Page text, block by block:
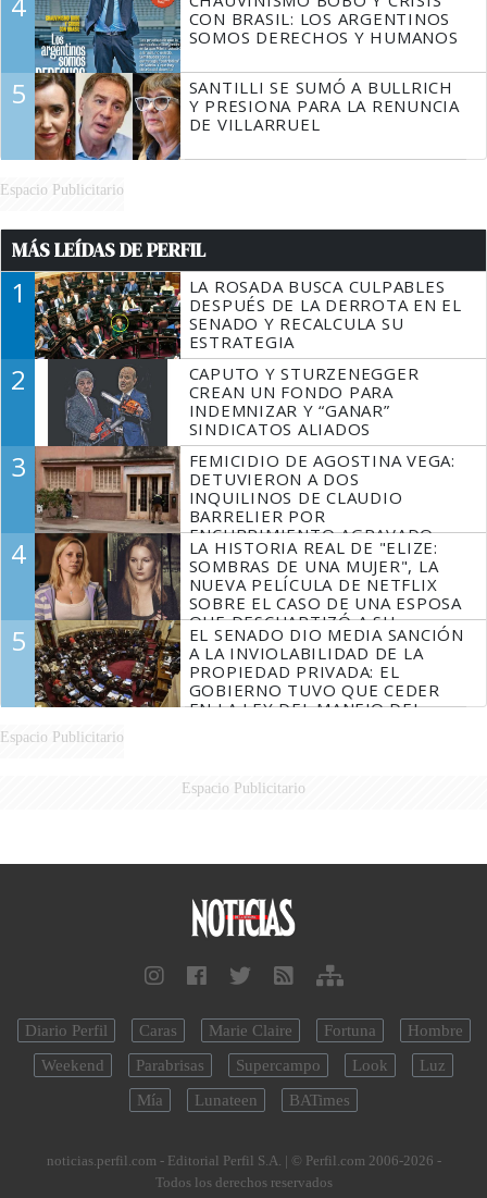
CON BRASIL: LOS ARGENTINOS
SOMOS DERECHOS Y HUMANOS
5
SANTILLI SE SUMÓ A BULLRICH
Y PRESIONA PARA LA RENUNCIA
DE VILLARRUEL
Espacio Publicitario
MÁS LEÍDAS DE PERFIL
1
LA ROSADA BUSCA CULPABLES
DESPUÉS DE LA DERROTA EN EL
SENADO Y RECALCULA SU
ESTRATEGIA
2
CAPUTO Y STURZENEGGER
CREAN UN FONDO PARA
INDEMNIZAR Y “GANAR”
SINDICATOS ALIADOS
3
FEMICIDIO DE AGOSTINA VEGA:
DETUVIERON A DOS
INQUILINOS DE CLAUDIO
BARRELIER POR
ENCUBRIMIENTO AGRAVADO
4
LA HISTORIA REAL DE "ELIZE:
SOMBRAS DE UNA MUJER", LA
NUEVA PELÍCULA DE NETFLIX
SOBRE EL CASO DE UNA ESPOSA
QUE DESCUARTIZÓ A SU
MARIDO
5
EL SENADO DIO MEDIA SANCIÓN
A LA INVIOLABILIDAD DE LA
PROPIEDAD PRIVADA: EL
GOBIERNO TUVO QUE CEDER
EN LA LEY DEL MANEJO DEL
Espacio Publicitario
Espacio Publicitario
Diario Perfil Caras Marie Claire Fortuna
Hombre
Weekend
Parabrisas Supercampo Look
Luz
Mía
Lunateen BATimes
noticias.perfil.com - Editorial Perfil S.A. | © Perfil.com 2006-2026 -
Todos los derechos reservados